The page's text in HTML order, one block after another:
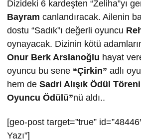
Dizideki 6 kardeşten “Zeliha”yı
Bayram canlandıracak. Ailenin
dostu “Sadık”ı değerli oyuncu
oynayacak. Dizinin kötü
Onur Berk Arslanoğlu hayat
oyuncu bu sene “Çirkin” adlı
hem de Sadri Alışık Ödül Töreni
Oyuncu Ödülü”nü aldı..
[geo-post target=”true”
Yazı”]